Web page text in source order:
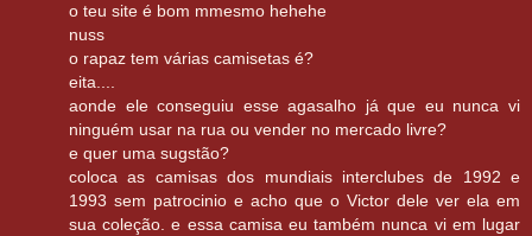
o teu site é bom mmesmo hehehe
nuss
o rapaz tem várias camisetas é?
eita....
aonde ele conseguiu esse agasalho já que eu nunca vi
ninguém usar na rua ou vender no mercado livre?
e quer uma sugstão?
coloca as camisas dos mundiais interclubes de 1992 e
1993 sem patrocinio e acho que o Victor dele ver ela em
sua coleção. e essa camisa eu também nunca vi em lugar